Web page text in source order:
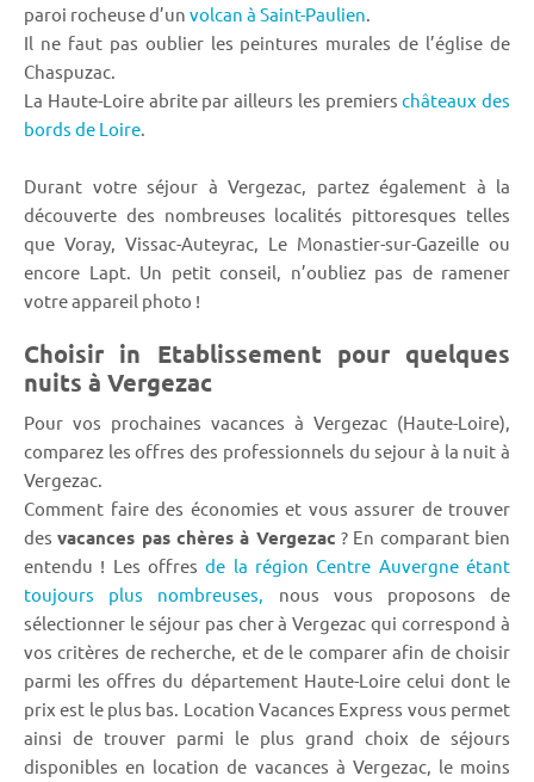
paroi rocheuse d’un volcan à Saint-Paulien.
Il ne faut pas oublier les peintures murales de l’église de
Chaspuzac.
La Haute-Loire abrite par ailleurs les premierschâteaux des
bords de Loire.
Durant votre séjour à Vergezac, partez également à la
découverte des nombreuses localités pittoresques telles
que Voray, Vissac-Auteyrac, Le Monastier-sur-Gazeille ou
encore Lapt. Un petit conseil, n’oubliez pas de ramener
votre appareil photo !
Choisir in Etablissement pour quelques
nuits à Vergezac
Pour vos prochaines vacances à Vergezac (Haute-Loire),
comparez les offres des professionnels du sejour à la nuit à
Vergezac.
Comment faire des économies et vous assurer de trouver
desvacances pas chères à Vergezac ? En comparant bien
entendu ! Les offresde la région Centre Auvergne étant
toujours plus nombreuses, nous vous proposons de
sélectionner le séjour pas cher à Vergezac qui correspond à
vos critères de recherche, et de le comparer afin de choisir
parmi les offres du département Haute-Loire celui dont le
prix est le plus bas. Location Vacances Express vous permet
ainsi de trouver parmi le plus grand choix de séjours
disponibles en location de vacances à Vergezac, le moins